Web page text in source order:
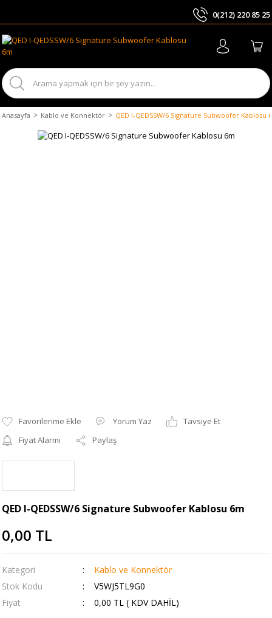
0(212) 220 85 25
Anasayfa Kablo ve Konnektör QED I-QEDSSW/6 Signature Subwoofer Kablosu
Yorum Yaz
Tavsiye Et
Fiyat Alarmı
Paylaş
QED I-QEDSSW/6 Signature Subwoofer Kablosu 6m
0,00 TL
Kategori
Kablo ve Konnektör
Stok Kodu
V5WJ5TL9G0
Fiyat
0,00 TL ( KDV DAHİL)